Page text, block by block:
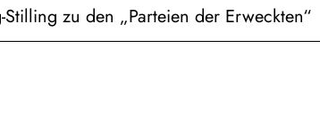
zu den „Parteien der Erweckten“